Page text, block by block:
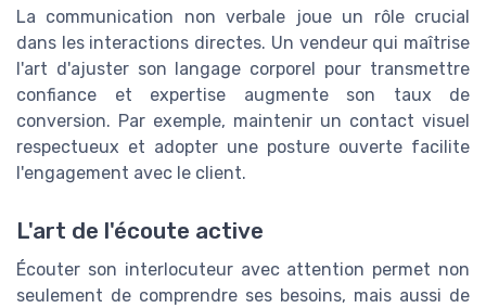
La communication non verbale joue un rôle crucial
dans les interactions directes. Un vendeur qui maîtrise
l'art d'ajuster son langage corporel pour transmettre
confiance et expertise augmente son taux de
conversion. Par exemple, maintenir un contact visuel
respectueux et adopter une posture ouverte facilite
l'engagement avec le client.
L'art de l'écoute active
Écouter son interlocuteur avec attention permet non
seulement de comprendre ses besoins, mais aussi de